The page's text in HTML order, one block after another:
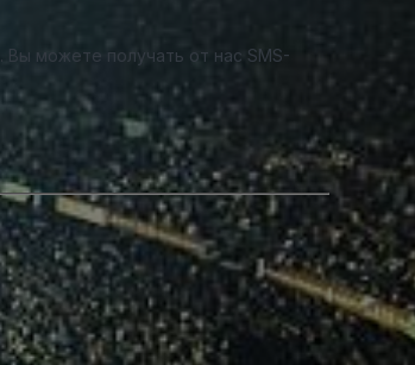
. Вы можете получать от нас SMS-